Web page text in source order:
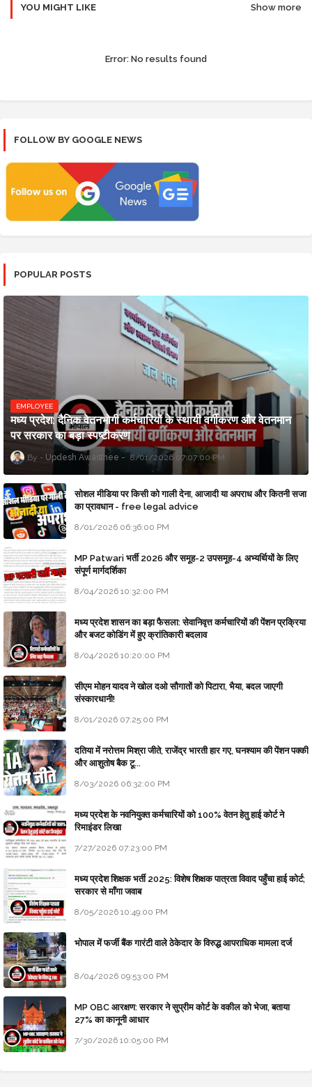
YOU MIGHT LIKE Show more
Error: No results found
FOLLOW BY GOOGLE NEWS
POPULAR POSTS
EMPLOYEE
मध्य प्रदेश: दैनिक वेतनभोगी कर्मचारियों के स्थायी वर्गीकरण और वेतनमान
पर सरकार का बड़ा स्पष्टीकरण
Updesh Awasthee 8/01/2026 07:07:00 PM
सोशल मीडिया पर किसी को गाली देना, आजादी या अपराध और कितनी सजा
का प्रावधान - free legal advice
8/01/2026 06:36:00 PM
MP Patwari भर्ती 2026 और समूह-2 उपसमूह-4 अभ्यर्थियों के लिए
संपूर्ण मार्गदर्शिका
8/04/2026 10:32:00 PM
मध्य प्रदेश शासन का बड़ा फैसला: सेवानिवृत्त कर्मचारियों की पेंशन प्रक्रिया
और बजट कोडिंग में हुए क्रांतिकारी बदलाव
8/04/2026 10:20:00 PM
सीएम मोहन यादव ने खोल दओ सौगातों को पिटारा, भैया, बदल जाएगी
संस्कारधानी!
8/01/2026 07:25:00 PM
दतिया में नरोत्तम मिश्रा जीते, राजेंद्र भारती हार गए, घनश्याम की पेंशन पक्की
और आशुतोष बैक टू...
8/03/2026 06:32:00 PM
मध्य प्रदेश के नवनियुक्त कर्मचारियों को 100% वेतन हेतु हाई कोर्ट ने
रिमाइंडर लिखा
7/27/2026 07:23:00 PM
मध्य प्रदेश शिक्षक भर्ती 2025: विशेष शिक्षक पात्रता विवाद पहुँचा हाई कोर्ट;
सरकार से माँगा जवाब
8/05/2026 10:49:00 PM
भोपाल में फर्जी बैंक गारंटी वाले ठेकेदार के विरुद्ध आपराधिक मामला दर्ज
8/04/2026 09:53:00 PM
MP OBC आरक्षण: सरकार ने सुप्रीम कोर्ट के वकील को भेजा, बताया
27% का कानूनी आधार
7/30/2026 10:05:00 PM